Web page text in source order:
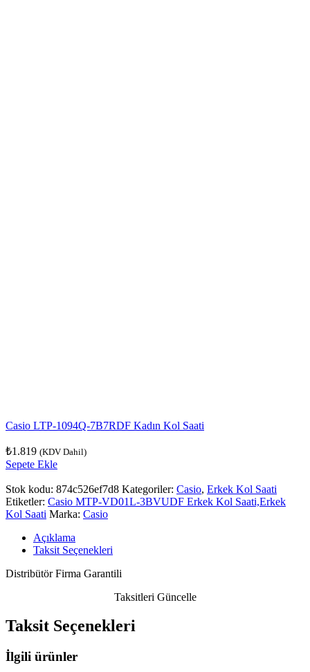
Casio LTP-1094Q-7B7RDF Kadın Kol Saati
₺1.819 (KDV Dahil)
Sepete Ekle
Stok kodu: 874c526ef7d8 Kategoriler: Casio, Erkek Kol Saati
Etiketler: Casio MTP-VD01L-3BVUDF Erkek Kol Saati,Erkek
Kol Saati Marka: Casio
Açıklama
Taksit Seçenekleri
Distribütör Firma Garantili
Taksitleri Güncelle
Taksit Seçenekleri
İlgili ürünler